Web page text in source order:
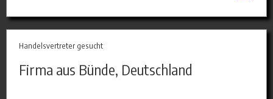
Handelsvertreter gesucht
Firma aus Bünde, Deutschland